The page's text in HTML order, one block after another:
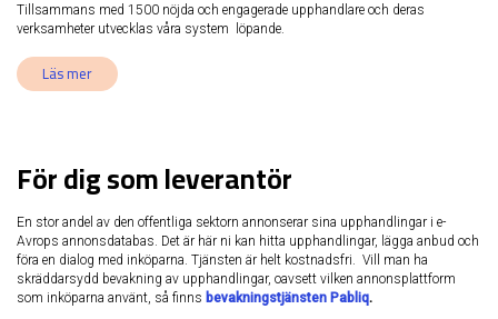
Tillsammans med 1500 nöjda och engagerade upphandlare och deras
verksamheter utvecklas våra system löpande.
Läs mer
För dig som leverantör
En stor andel av den offentliga sektorn annonserar sina upphandlingar i e-
Avrops annonsdatabas. Det är här ni kan hitta upphandlingar, lägga anbud och
föra en dialog med inköparna. Tjänsten är helt kostnadsfri. Vill man ha
skräddarsydd bevakning av upphandlingar, oavsett vilken annonsplattform
som inköparna använt, så finns bevakningstjänsten Pabliq.